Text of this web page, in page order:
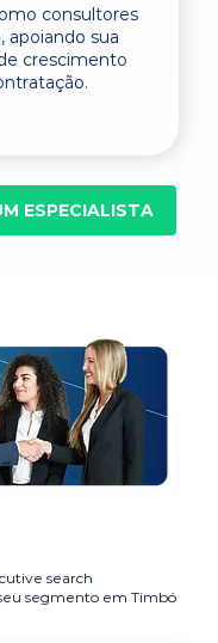
consultores
apoiando sua
crescimento
ESPECIALISTA
search
segmento em Timbó